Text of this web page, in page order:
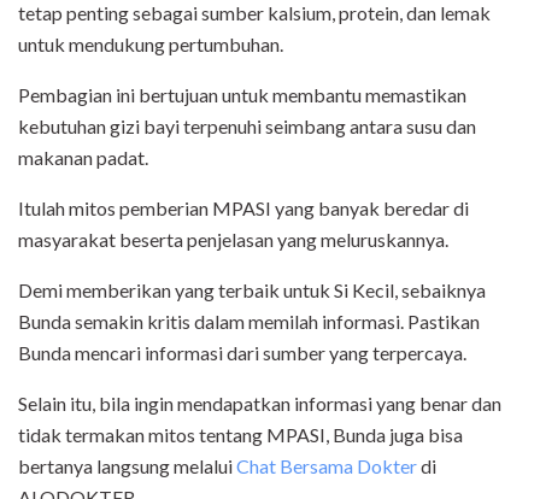
tetap penting sebagai sumber kalsium, protein, dan lemak
untuk mendukung pertumbuhan.
Pembagian ini bertujuan untuk membantu memastikan
kebutuhan gizi bayi terpenuhi seimbang antara susu dan
makanan padat.
Itulah mitos pemberian MPASI yang banyak beredar di
masyarakat beserta penjelasan yang meluruskannya.
Demi memberikan yang terbaik untuk Si Kecil, sebaiknya
Bunda semakin kritis dalam memilah informasi. Pastikan
Bunda mencari informasi dari sumber yang terpercaya.
Selain itu, bila ingin mendapatkan informasi yang benar dan
tidak termakan mitos tentang MPASI, Bunda juga bisa
bertanya langsung melaluiChat Bersama Dokterdi